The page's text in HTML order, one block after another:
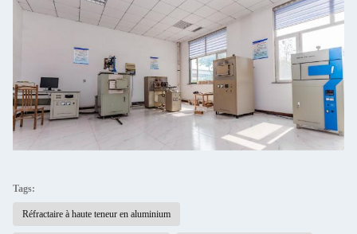
Tags:
Réfractaire à haute teneur en aluminium